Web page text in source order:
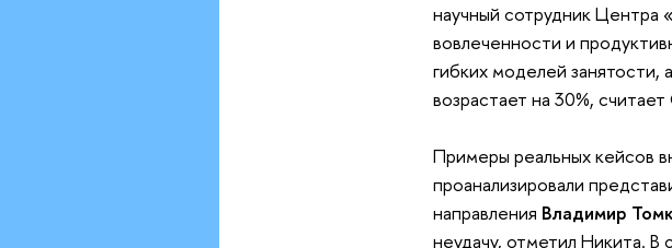
научный сотрудник
вовлеченности и
гибких моделей занятости,
возрастает на 30%,
Примеры реальных кейсов
проанализировали
направления Владимир
неудачу, отметил Никита. В